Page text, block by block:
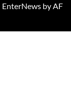
EnterNewsby AF